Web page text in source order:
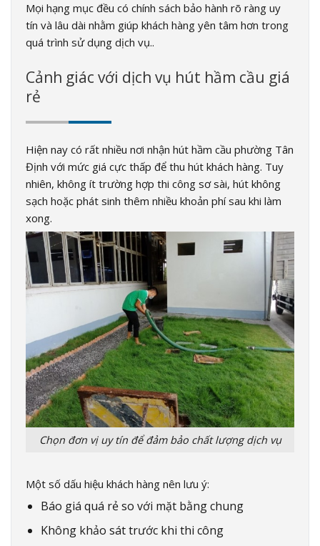
Mọi hạng mục đều có chính sách bảo hành rõ ràng uy
tín và lâu dài nhằm giúp khách hàng yên tâm hơn trong
quá trình sử dụng dịch vụ..
Cảnh giác với dịch vụ hút hầm cầu giá
rẻ
Hiện nay có rất nhiều nơi nhận hút hầm cầu phường Tân
Định với mức giá cực thấp để thu hút khách hàng. Tuy
nhiên, không ít trường hợp thi công sơ sài, hút không
sạch hoặc phát sinh thêm nhiều khoản phí sau khi làm
xong.
Chọn đơn vị uy tín để đảm bảo chất lượng dịch vụ
Một số dấu hiệu khách hàng nên lưu ý:
Báo giá quá rẻ so với mặt bằng chung
Không khảo sát trước khi thi công